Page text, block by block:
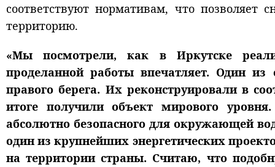
соответствуют нормативам, что позволяет
территорию.
«Мы посмотрели, как в Иркутске
проделанной работы впечатляет. Один
правого берега. Их реконструировали в
итоге получили объект мирового
абсолютно безопасного для окружающей
один из крупнейших энергетических
на территории страны. Считаю, что